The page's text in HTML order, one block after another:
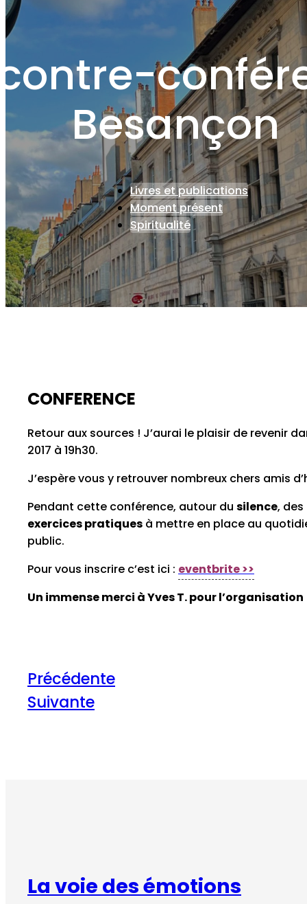
Besançon
Livres et publications
Moment présent
Spiritualité
CONFERENCE
Retour aux sources ! J’aurai le plaisir de revenir
2017 à 19h30.
J’espère vous y retrouver nombreux chers amis
Pendant cette conférence, autour du silence,
exercices pratiques à mettre en place au
public.
Pour vous inscrire c’est ici : eventbrite >>
Un immense merci à Yves T. pour l’organisation
Précédente
Suivante
La voie des émotions